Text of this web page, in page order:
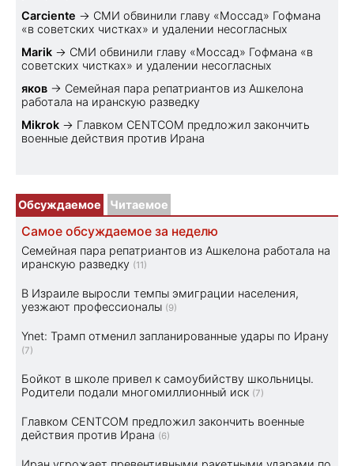
Carciente → СМИ обвинили главу «Моссад» Гофмана
«в советских чистках» и удалении несогласных
Marik → СМИ обвинили главу «Моссад» Гофмана «в
советских чистках» и удалении несогласных
яков → Семейная пара репатриантов из Ашкелона
работала на иранскую разведку
Mikrok → Главком CENTCOM предложил закончить
военные действия против Ирана
Обсуждаемое Читаемое
Самое обсуждаемое за неделю
Семейная пара репатриантов из Ашкелона работала на
иранскую разведку (11)
В Израиле выросли темпы эмиграции населения,
уезжают профессионалы (9)
Ynet: Трамп отменил запланированные удары по Ирану
(7)
Бойкот в школе привел к самоубийству школьницы.
Родители подали многомиллионный иск (7)
Главком CENTCOM предложил закончить военные
действия против Ирана (6)